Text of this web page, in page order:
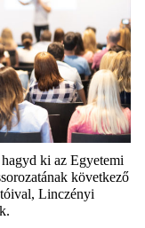
ki az Egyetemi
következő
Linczényi